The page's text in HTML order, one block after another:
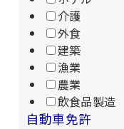
介護
外食
建築
漁業
農業
飲食品製造
自動車免許